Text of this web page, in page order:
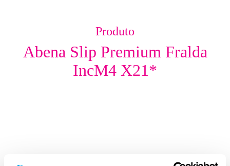
Produto
Abena Slip Premium Fralda
IncM4 X21*